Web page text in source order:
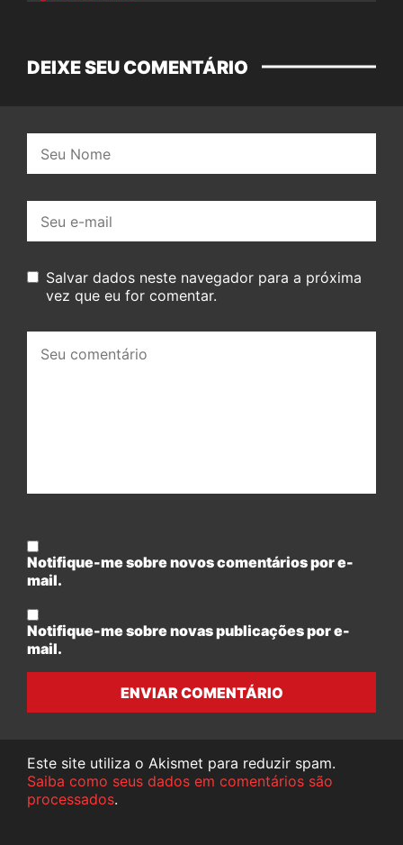
DEIXE SEU COMENTÁRIO
mail:
Salvar dados neste navegador para a próxima
vez que eu for comentar.
comentário:
Notifique-me sobre novos comentários por e-
mail.
Notifique-me sobre novas publicações por e-
mail.
ENVIAR COMENTÁRIO
Este site utiliza o Akismet para reduzir spam.
Saiba como seus dados em comentários são
processados.